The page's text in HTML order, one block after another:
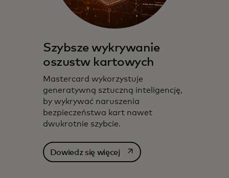
Szybsze wykrywanie
oszustw kartowych
Mastercard wykorzystuje
generatywną sztuczną inteligencję,
by wykrywać naruszenia
bezpieczeństwa kart nawet
dwukrotnie szybcie.
Dowiedz się więcejopens in a new tab